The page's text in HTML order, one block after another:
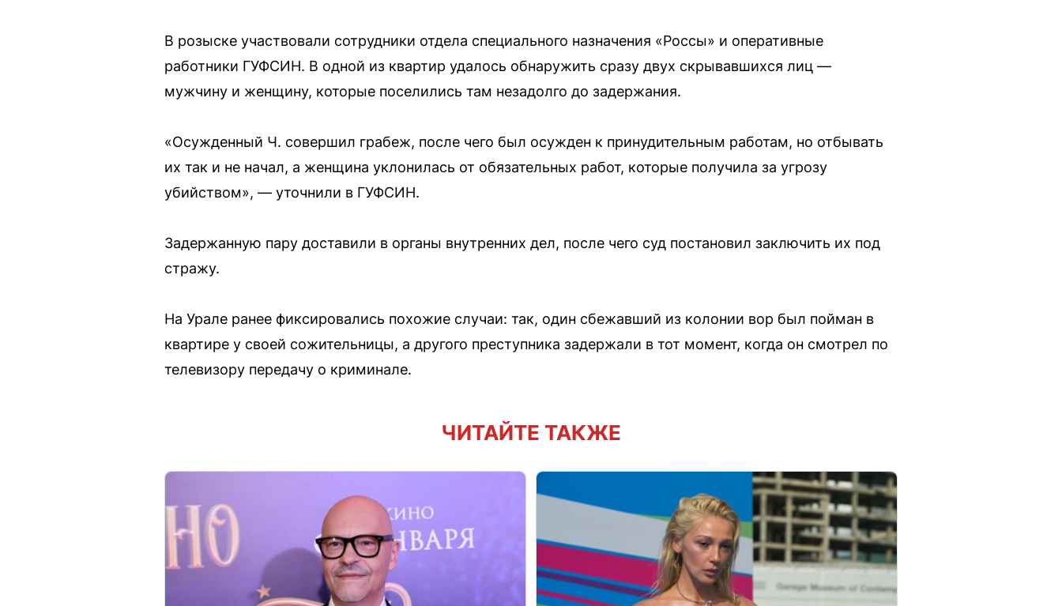
В розыске участвовали сотрудники отдела специального назначения «Россы» и оперативные
работники ГУФСИН. В одной из квартир удалось обнаружить сразу двух скрывавшихся лиц —
мужчину и женщину, которые поселились там незадолго до задержания.
«Осужденный Ч. совершил грабеж, после чего был осужден к принудительным работам, но отбывать
их так и не начал, а женщина уклонилась от обязательных работ, которые получила за угрозу
убийством», — уточнили в ГУФСИН.
Задержанную пару доставили в органы внутренних дел, после чего суд постановил заключить их под
стражу.
На Урале ранее фиксировались похожие случаи: так, один сбежавший из колонии вор был пойман в
квартире у своей сожительницы, а другого преступника задержали в тот момент, когда он смотрел по
телевизору передачу о криминале.
ЧИТАЙТЕ ТАКЖЕ